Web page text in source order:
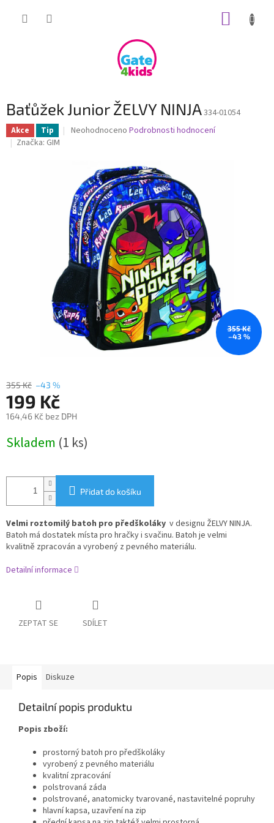
Baťůžek Junior ŽELVY NINJA334-01054
Akce Tip
Průměrné
5
hvězdiček.
Neohodnoceno Podrobnosti hodnocení
Značka: GIM
355 Kč
–43 %
355 Kč –43 %
199 Kč
164,46 Kč bez DPH
cena:
Skladem (1 ks)
Přidat do košíku
Velmi roztomilý batoh pro předškoláky v designu ŽELVY NINJA.
Batoh má dostatek místa pro hračky i svačinu. Batoh je velmi
kvalitně zpracován a vyrobený z pevného materiálu.
Detailní informace
ZEPTAT SE SDÍLET
Popis Diskuze
Detailní popis produktu
Popis zboží:
prostorný batoh pro předškoláky
vyrobený z pevného materiálu
kvalitní zpracování
polstrovaná záda
polstrované, anatomicky tvarované, nastavitelné popruhy
hlavní kapsa, uzavření na zip